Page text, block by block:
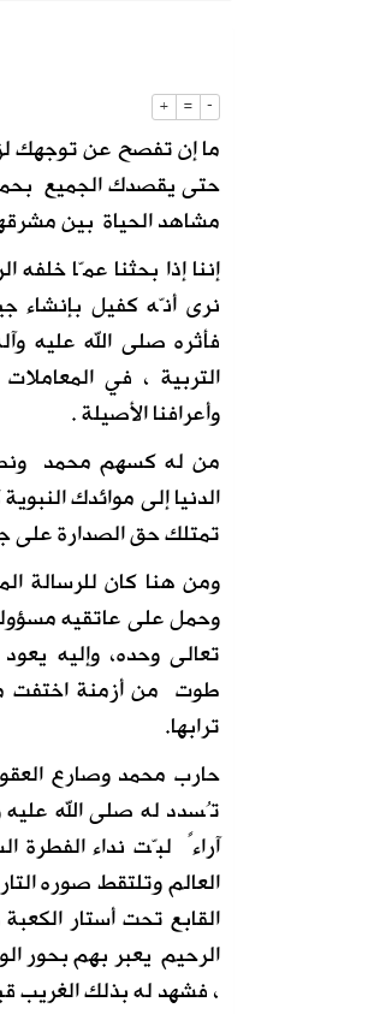
بالفيديو |
2026-08-04انطلاق موسم
+ = -
ما إن تفصح عن توجهك
حتى يقصدك الجميع
مشاهد الحياة بين
إننا إذا بحثنا عمّا
نرى أنّه كفيل بإنشاء
فأثره صلى الله عليه
التربية ، في
وأعرافنا الأصيلة .
من له كسهم محمد
الدنيا إلى موائدك
تمتلك حق الصدارة على
ومن هنا كان للرسالة
وحمل على عاتقيه
تعالى وحده، وإليه
طوت من أزمنة اختفت
ترابها.
حارب محمد وصارع
تُسدد له صلى الله
آراءً لبّت نداء الفطرة
العالم وتلتقط صوره
القابع تحت أستار
الرحيم يعبر بهم بحور
، فشهد له بذلك الغريب